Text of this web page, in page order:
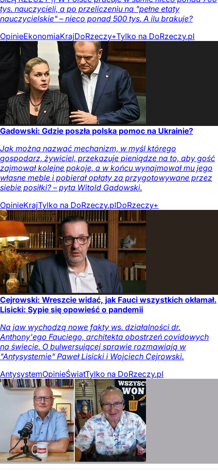
tys. nauczycieli, a po przeliczeniu na "pełne etaty
nauczycielskie" – nieco ponad 500 tys. A ilu brakuje?
OpinieEkonomiaKrajDoRzeczy+Tylko na DoRzeczy.pl
Gadowski: Gdzie poszła polska pomoc na Ukrainie?
Jak można nazwać mechanizm, w myśl którego
gospodarz, żywiciel, przekazuje pieniądze na to, aby gość
zajmował kolejne pokoje, a w końcu wynajmował mu jego
własne meble i pobierał opłaty za przygotowywane przez
siebie posiłki? – pyta Witold Gadowski.
OpinieKrajTylko na DoRzeczy.plDoRzeczy+
Cejrowski: Wreszcie widać, jak Fauci wszystkich okłamał.
Lisicki: Sypie się opowieść o pandemii
Na jaw wychodzą nowe fakty ws. działalności dr.
Anthony'ego Fauciego, architekta obostrzeń covidowych
na świecie. O bulwersującej sprawie rozmawiają w
"Antysystemie" Paweł Lisicki i Wojciech Cejrowski.
AntysystemOpinieŚwiatTylko na DoRzeczy.pl